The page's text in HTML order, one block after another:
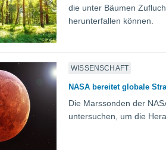
die unter Bäumen
herunterfallen können.
WISSENSCHAFT
NASA bereitet globale
Die Marssonden der
untersuchen, um die